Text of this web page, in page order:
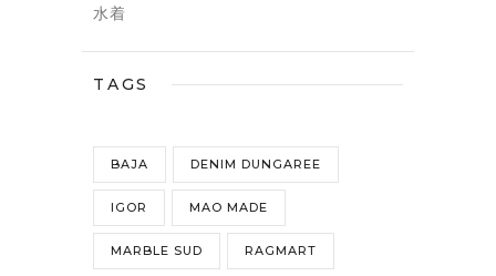
水着
TAGS
BAJA DENIM DUNGAREE
IGOR MAO MADE
MARBLE SUD RAGMART